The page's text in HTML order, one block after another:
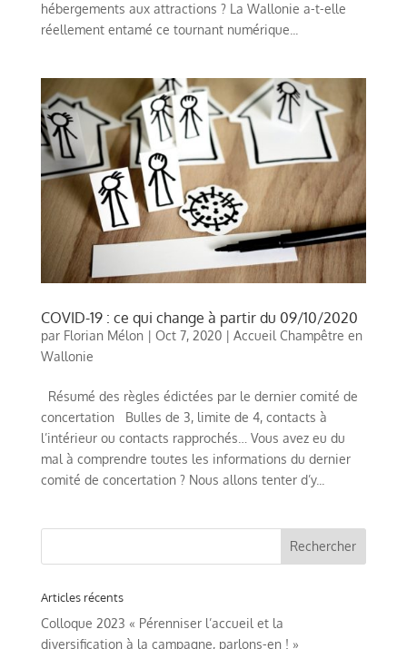
hébergements aux attractions ? La Wallonie a-t-elle
réellement entamé ce tournant numérique...
COVID-19 : ce qui change à partir du 09/10/2020
par Florian Mélon| Oct 7, 2020| Accueil Champêtre en
Wallonie
Résumé des règles édictées par le dernier comité de
concertation Bulles de 3, limite de 4, contacts à
l’intérieur ou contacts rapprochés… Vous avez eu du
mal à comprendre toutes les informations du dernier
comité de concertation ? Nous allons tenter d’y...
Articles récents
Colloque 2023 « Pérenniser l’accueil et la
diversification à la campagne, parlons-en ! »